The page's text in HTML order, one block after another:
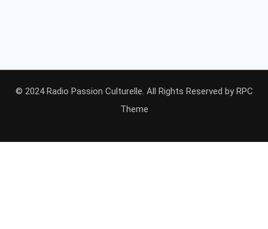
© 2024 Radio Passion Culturelle. All Rights Reserved byRPC
Theme